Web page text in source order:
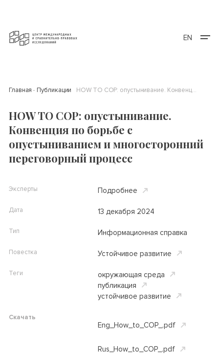
EN
Главная Публикации HOW TO COP: опустынивание. Конвенция по борьбе с опустыниванием и многосторонний переговорный процесс
HOW TO COP: опустынивание.
Конвенция по борьбе с
опустыниванием и многосторонний
переговорный процесс
Эксперты Подробнее
Дата 13 декабря 2024
Тип Информационная справка
Повестка Устойчивое развитие
Теги
окружающая среда
публикация
устойчивое развитие
Скачать
Eng_How_to_COP_.pdf
Rus_How_to_COP_.pdf